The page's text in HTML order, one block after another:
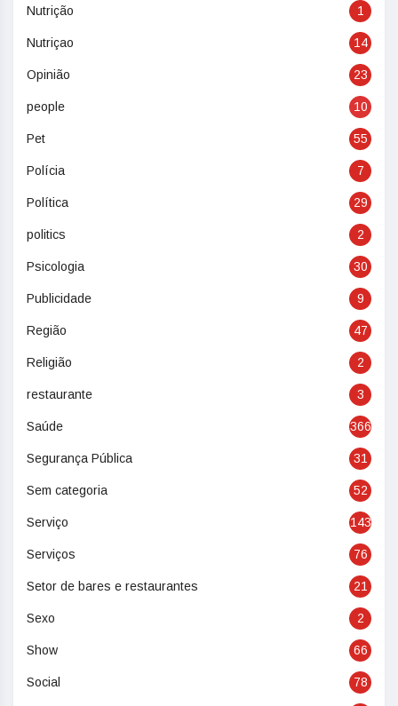
Nutrição 1
Nutriçao 14
Opinião 23
people 10
Pet 55
Polícia 7
Política 29
politics 2
Psicologia 30
Publicidade 9
Região 47
Religião 2
restaurante 3
Saúde 366
Segurança Pública 31
Sem categoria 52
Serviço 143
Serviços 76
Setor de bares e restaurantes 21
Sexo 2
Show 66
Social 78